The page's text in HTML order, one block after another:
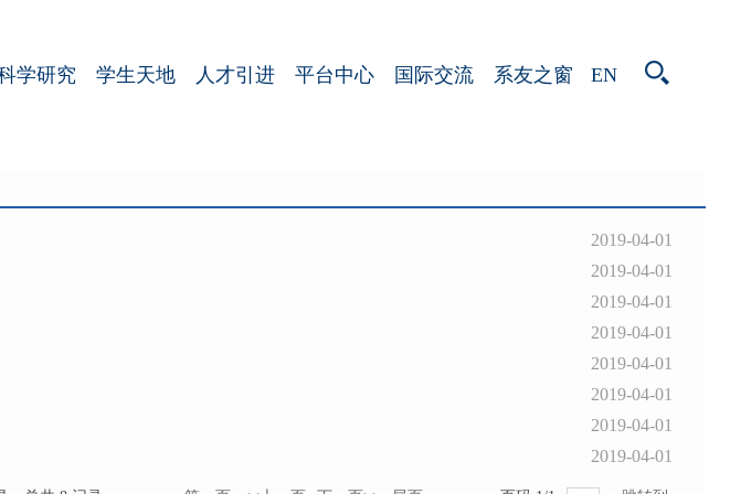
学研究 学生天地 人才引进 平台中心 国际交流 系友之窗 EN
2019-04-01
2019-04-01
2019-04-01
2019-04-01
2019-04-01
2019-04-01
2019-04-01
2019-04-01